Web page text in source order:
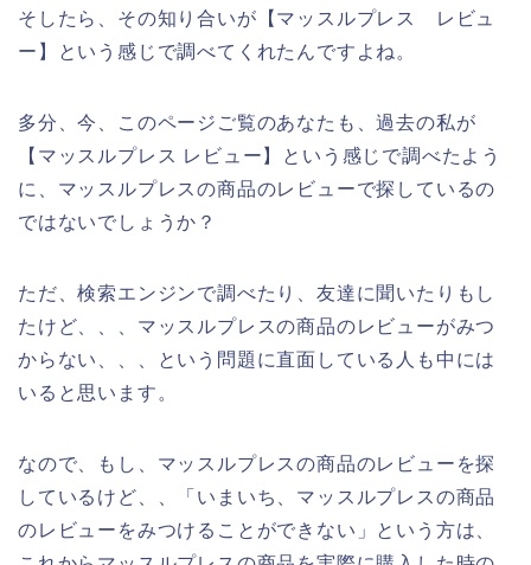
そしたら、その知り合いが【マッスルプレス レビュ
ー】という感じで調べてくれたんですよね。
多分、今、このページご覧のあなたも、過去の私が
【マッスルプレス レビュー】という感じで調べたよう
に、マッスルプレスの商品のレビューで探しているの
ではないでしょうか？
ただ、検索エンジンで調べたり、友達に聞いたりもし
たけど、、、マッスルプレスの商品のレビューがみつ
からない、、、という問題に直面している人も中には
いると思います。
なので、もし、マッスルプレスの商品のレビューを探
しているけど、、「いまいち、マッスルプレスの商品
のレビューをみつけることができない」という方は、